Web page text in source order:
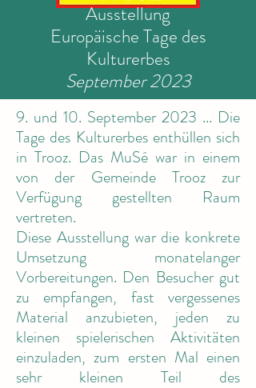
Ausstellung
Europäische Tage des
Kulturerbes
September 2023
9. und 10. September 2023 ... Die
Tage des Kulturerbes enthüllen sich
in Trooz. Das MuSé war in einem
von der Gemeinde Trooz zur
Verfügung gestellten Raum
vertreten.
Diese Ausstellung war die konkrete
Umsetzung monatelanger
Vorbereitungen. Den Besucher gut
zu empfangen, fast vergessenes
Material anzubieten, jeden zu
kleinen spielerischen Aktivitäten
einzuladen, zum ersten Mal einen
sehr kleinen Teil des